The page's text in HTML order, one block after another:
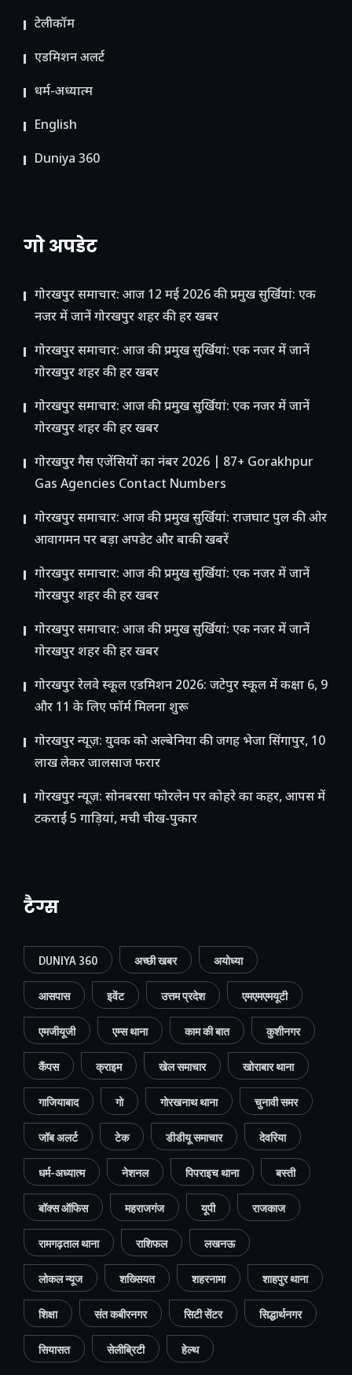
टेलीकॉम
ए​डमिशन अलर्ट
धर्म-अध्यात्म
English
Duniya 360
गो अपडेट
गोरखपुर समाचार: आज 12 मई 2026 की प्रमुख सुर्खियां: एक
नजर में जानें गोरखपुर शहर की हर खबर
गोरखपुर समाचार: आज की प्रमुख सुर्खियां: एक नजर में जानें
गोरखपुर शहर की हर खबर
गोरखपुर समाचार: आज की प्रमुख सुर्खियां: एक नजर में जानें
गोरखपुर शहर की हर खबर
गोरखपुर गैस एजेंसियों का नंबर 2026 | 87+ Gorakhpur
Gas Agencies Contact Numbers
गोरखपुर समाचार: आज की प्रमुख सुर्खियां: राजघाट पुल की ओर
आवागमन पर बड़ा अपडेट और बाकी खबरें
गोरखपुर समाचार: आज की प्रमुख सुर्खियां: एक नजर में जानें
गोरखपुर शहर की हर खबर
गोरखपुर समाचार: आज की प्रमुख सुर्खियां: एक नजर में जानें
गोरखपुर शहर की हर खबर
गोरखपुर रेलवे स्कूल एडमिशन 2026: जटेपुर स्कूल में कक्षा 6, 9
और 11 के लिए फॉर्म मिलना शुरू
गोरखपुर न्यूज़: युवक को अल्बेनिया की जगह भेजा सिंगापुर, 10
लाख लेकर जालसाज फरार
गोरखपुर न्यूज़: सोनबरसा फोरलेन पर कोहरे का कहर, आपस में
टकराईं 5 गाड़ियां, मची चीख-पुकार
टैग्स
DUNIYA 360 अच्छी खबर अयोध्या
आसपास इवेंट उत्तम प्रदेश एमएमएमयूटी
एमजीयूजी एम्स थाना काम की बात कुशीनगर
कैंपस क्राइम खेल समाचार खोराबार थाना
गाजियाबाद गो गोरखनाथ थाना चुनावी समर
जॉब अलर्ट टेक डीडीयू समाचार देवरिया
धर्म-अध्यात्म नेशनल पिपराइच थाना बस्ती
बॉक्स ऑफिस महराजगंज यूपी राजकाज
रामगढ़ताल थाना राशिफल लखनऊ
लोकल न्यूज शख्सियत शहरनामा शाहपुर थाना
शिक्षा संत कबीरनगर सिटी सेंटर सिद्धार्थनगर
सियासत सेलीब्रिटी हेल्थ